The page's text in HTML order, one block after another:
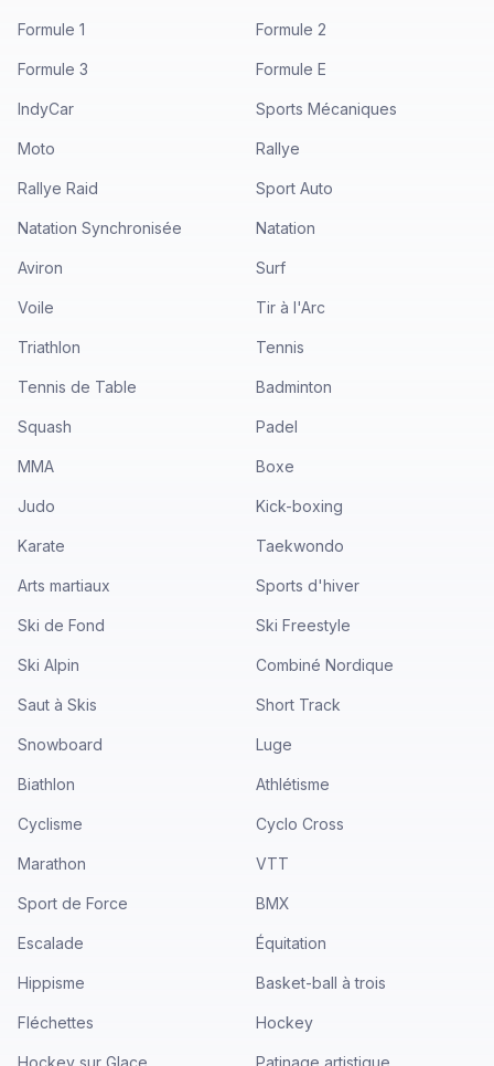
Formule 1 Formule 2
Formule 3 Formule E
IndyCar Sports Mécaniques
Moto Rallye
Rallye Raid Sport Auto
Natation Synchronisée Natation
Aviron Surf
Voile Tir à l'Arc
Triathlon Tennis
Tennis de Table Badminton
Squash Padel
MMA Boxe
Judo Kick-boxing
Karate Taekwondo
Arts martiaux Sports d'hiver
Ski de Fond Ski Freestyle
Ski Alpin Combiné Nordique
Saut à Skis Short Track
Snowboard Luge
Biathlon Athlétisme
Cyclisme Cyclo Cross
Marathon VTT
Sport de Force BMX
Escalade Équitation
Hippisme Basket-ball à trois
Fléchettes Hockey
Hockey sur Glace Patinage artistique